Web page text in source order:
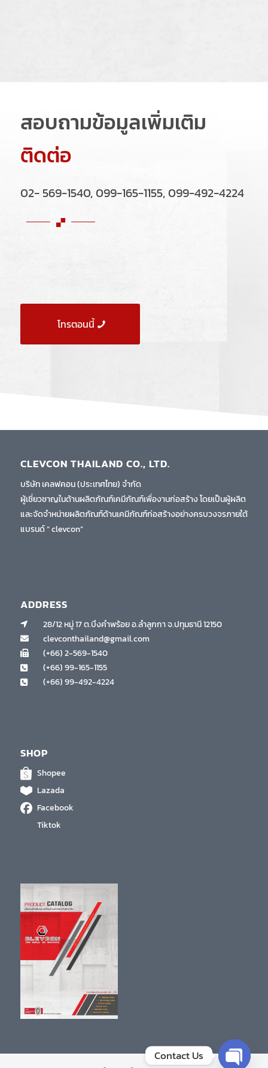
สอบถามข้อมูลเพิ่มเติม
ติดต่อ
02- 569-1540, 099-165-1155, 099-492-4224
โทรตอนนี้
CLEVCON THAILAND CO., LTD.
บริษัท เคลฟคอน (ประเทศไทย) จำกัด
ผู้เชี่ยวชาญในด้านผลิตภัณฑ์เคมีภัณฑ์เพื่องานก่อสร้าง โดยเป็นผู้ผลิต
และจัดจำหน่ายผลิตภัณฑ์ด้านเคมีภัณฑ์ก่อสร้างอย่างครบวงจรภายใต้
แบรนด์ “ clevcon”
ADDRESS
28/12 หมู่ 17 ต.บึงคำพร้อย อ.ลำลูกกา จ.ปทุมธานี 12150
clevconthailand@gmail.com
(+66) 2-569-1540
(+66) 99-165-1155
(+66) 99-492-4224
SHOP
Shopee
Lazada
Facebook
Tiktok
Contact Us